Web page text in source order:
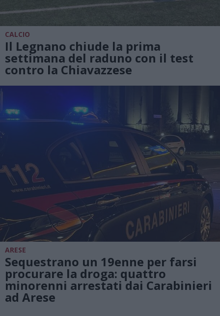
CALCIO
Il Legnano chiude la prima
settimana del raduno con il test
contro la Chiavazzese
ARESE
Sequestrano un 19enne per farsi
procurare la droga: quattro
minorenni arrestati dai Carabinieri
ad Arese